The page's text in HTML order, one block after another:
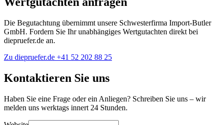
Die Begutachtung übernimmt unsere Schwesterfirma Import-Butler
GmbH. Fordern Sie Ihr unabhängiges Wertgutachten direkt bei
diepruefer.de an.
Zu diepruefer.de +41 52 202 88 25
Kontaktieren Sie uns
Haben Sie eine Frage oder ein Anliegen? Schreiben Sie uns – wir
melden uns werktags innert 24 Stunden.